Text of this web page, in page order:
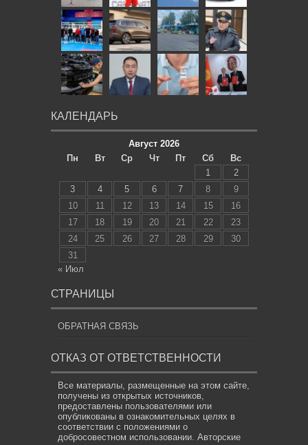
КАЛЕНДАРЬ
Август 2026
Пн
Вт Ср Чт Пт Сб
Вс
1
2
3
4 5 6 7 8
9
10
11 12 13 14 15
16
17
18 19 20 21 22
23
24
25 26 27 28 29
30
31
« Июл
СТРАНИЦЫ
ОБРАТНАЯ СВЯЗЬ
ОТКАЗ ОТ ОТВЕТСТВЕННОСТИ
Все материалы, размещенные на этом сайте,
получены из открытых источников,
предоставлены пользователями или
опубликованы в ознакомительных целях в
соответствии с положениями о
добросовестном использовании. Авторские